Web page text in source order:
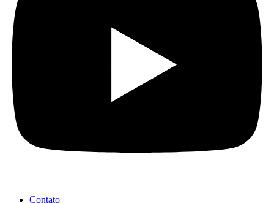
Contato